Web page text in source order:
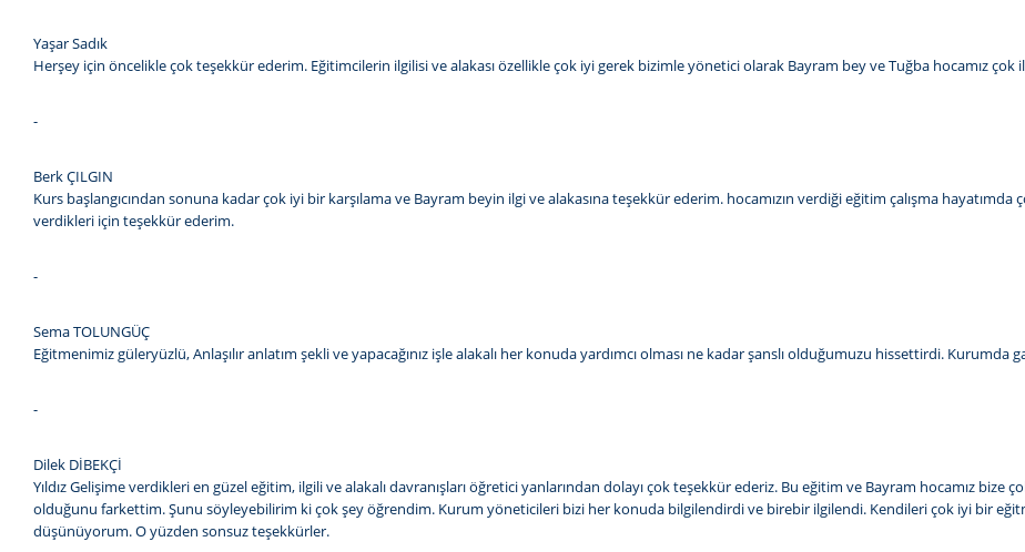
Yaşar Sadık
Herşey için öncelikle çok teşekkür ederim. Eğitimcilerin ilgilisi ve alakası özellikle çok iyi gerek bizimle yönetici olarak Bayram bey ve Tuğba hocamız
-
Berk ÇILGIN
Kurs başlangıcından sonuna kadar çok iyi bir karşılama ve Bayram beyin ilgi ve alakasına teşekkür ederim. hocamızın verdiği eğitim çalışma
verdikleri için teşekkür ederim.
-
Sema TOLUNGÜÇ
Eğitmenimiz güleryüzlü, Anlaşılır anlatım şekli ve yapacağınız işle alakalı her konuda yardımcı olması ne kadar şanslı olduğumuzu hissettirdi.
-
Dilek DİBEKÇİ
Yıldız Gelişime verdikleri en güzel eğitim, ilgili ve alakalı davranışları öğretici yanlarından dolayı çok teşekkür ederiz. Bu eğitim ve Bayram hocamız
olduğunu farkettim. Şunu söyleyebilirim ki çok şey öğrendim. Kurum yöneticileri bizi her konuda bilgilendirdi ve birebir ilgilendi. Kendileri çok iyi bir
düşünüyorum. O yüzden sonsuz teşekkürler.